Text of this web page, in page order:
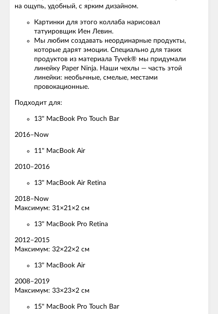
на ощупь, удобный, с ярким дизайном.
Картинки для этого коллаба нарисовал
татуировщик Иен Левин.
Мы любим создавать неординарные продукты,
которые дарят эмоции. Специально для таких
продуктов из материала Tyvek® мы придумали
линейку Paper Ninja. Наши чехлы — часть этой
линейки: необычные, смелые, местами
провокационные.
Подходит для:
13" MacBook Pro Touch Bar
2016–Now
11" MacBook Air
2010–2016
13" MacBook Air Retina
2018–Now
Максимум: 31×21×2 см
13" MacBook Pro Retina
2012–2015
Максимум: 32×22×2 см
13" MacBook Air
2008–2019
Максимум: 33×23×2 см
15" MacBook Pro Touch Bar